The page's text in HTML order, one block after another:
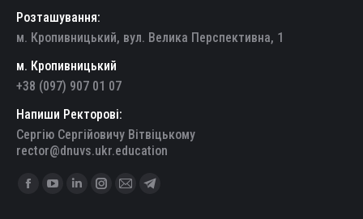
Розташування:
м. Кропивницький, вул. Велика Перспективна, 1
м. Кропивницький
+38 (097) 907 01 07
Напиши Ректорові:
Сергію Сергійовичу Вітвіцькому
rector@dnuvs.ukr.education
Find us on:
Facebook
YouTubeLinkedinInstagram
Mail
Telegram